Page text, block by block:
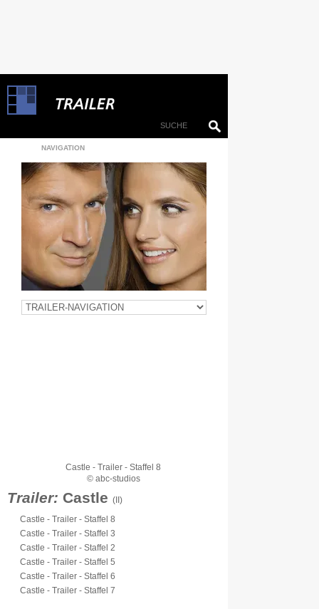
NAVIGATION
Castle - Trailer - Staffel 8
© abc-studios
Trailer: Castle (II)
Castle - Trailer - Staffel 8
Castle - Trailer - Staffel 3
Castle - Trailer - Staffel 2
Castle - Trailer - Staffel 5
Castle - Trailer - Staffel 6
Castle - Trailer - Staffel 7